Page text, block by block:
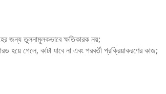
জন্য তুলনামূলকভাবে ক্ষতিকারক নয়;
গেলে, কাটা যাবে না এবং পরবর্তী প্রক্রিয়াকরণের কাজ;